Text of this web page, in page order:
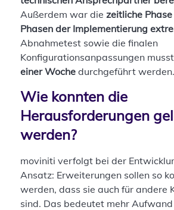
Außerdem war die zeitliche
Phasen der Implementierung
Abnahmetest sowie die finalen
Konfigurationsanpassungen
einer Woche durchgeführt werden.
Wie konnten die
Herausforderungen
werden?
moviniti verfolgt bei der
Ansatz: Erweiterungen sollen so
werden, dass sie auch für andere
sind. Das bedeutet mehr